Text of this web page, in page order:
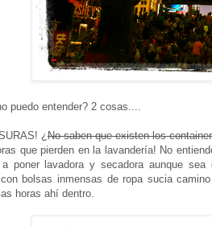
puedo entender? 2 cosas....
¿ No saben que existen los
que pierden en la lavandería! No
poner lavadora y secadora aunque
bolsas inmensas de ropa sucia camino
horas ahí dentro.